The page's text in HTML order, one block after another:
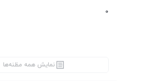
0
نمایش همه مظنه‌ها